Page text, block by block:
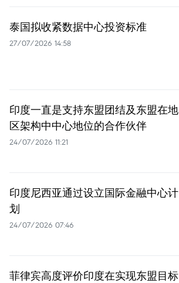
泰国拟收紧数据中心投资标准
27/07/2026 14:58
印度一直是支持东盟团结及东盟在地
区架构中中心地位的合作伙伴
24/07/2026 11:21
印度尼西亚通过设立国际金融中心计
划
24/07/2026 07:46
菲律宾高度评价印度在实现东盟目标